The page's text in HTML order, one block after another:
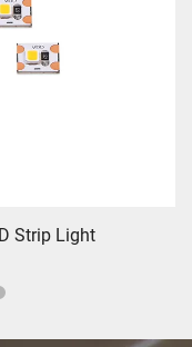
Strip Light